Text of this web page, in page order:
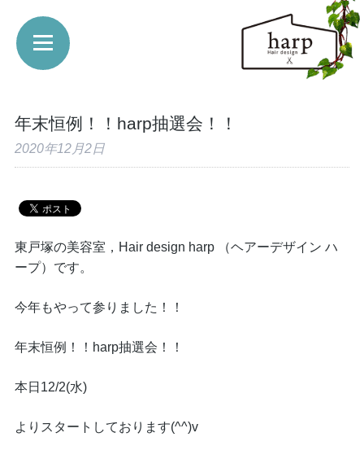
年末恒例！！harp抽選会！！
2020年12月2日
東戸塚の美容室，Hair design harp （ヘアーデザイン ハ
ープ）です。
今年もやって参りました！！
年末恒例！！harp抽選会！！
本日12/2(水)
よりスタートしております(^^)v